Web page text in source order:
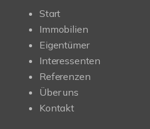
Start
Immobilien
Eigentümer
Interessenten
Referenzen
Über uns
Kontakt